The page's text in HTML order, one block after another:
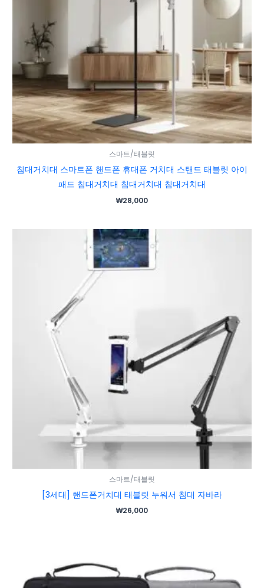
스마트/태블릿
침대거치대 스마트폰 핸드폰 휴대폰 거치대 스탠드 태블릿 아이
패드 침대거치대 침대거치대 침대거치대
₩28,000
스마트/태블릿
[3세대] 핸드폰거치대 태블릿 누워서 침대 자바라
₩26,000